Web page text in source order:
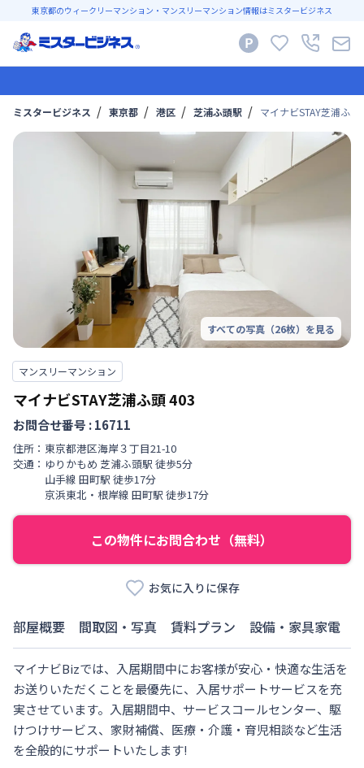
東京都のウィークリーマンション・マンスリーマンション情報はミスタービジネス
ミスタービジネス 東京都 港区 芝浦ふ頭駅 マイナビSTAY芝浦ふ頭
すべての写真（26枚）を見る
マンスリーマンション
マイナビSTAY芝浦ふ頭403
お問合せ番号 :16711
住所： 東京都港区海岸３丁目21-10
交通： ゆりかもめ 芝浦ふ頭駅 徒歩5分
山手線 田町駅 徒歩17分
京浜東北・根岸線 田町駅 徒歩17分
この物件にお問合わせ（無料）
お気に入りに保存
部屋概要 間取図・写真 賃料プラン 設備・家具家電
マイナビBizでは、入居期間中にお客様が安心・快適な生活を
お送りいただくことを最優先に、入居サポートサービスを充
実させています。入居期間中、サービスコールセンター、駆
けつけサービス、家財補償、医療・介護・育児相談など生活
を全般的にサポートいたします!